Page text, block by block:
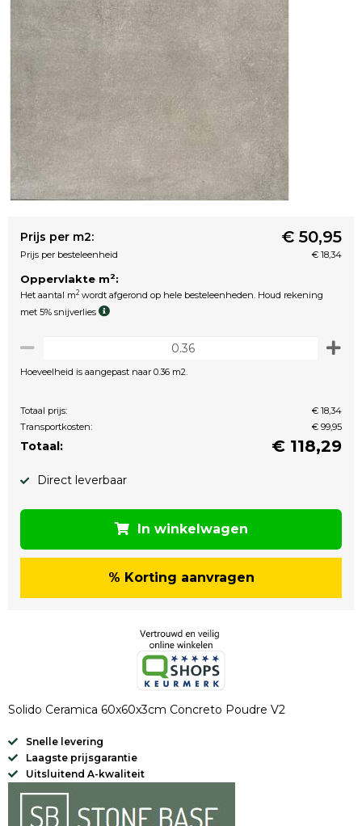
Prijs per m2: € 50,95
Prijs per besteleenheid € 18,34
Oppervlakte m2:
Het aantal m2 wordt afgerond op hele besteleenheden. Houd rekening
met 5% snijverlies
Hoeveelheid is aangepast naar 0.36 m2.
Totaal prijs:
€ 18,34
Transportkosten:
€ 99,95
Totaal: € 118,29
Direct leverbaar
In winkelwagen
% Korting aanvragen
Solido Ceramica 60x60x3cm Concreto Poudre V2
Snelle levering
Laagste prijsgarantie
Uitsluitend A-kwaliteit